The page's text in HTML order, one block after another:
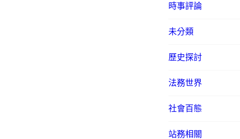
時事評論
未分類
歷史探討
法務世界
社會百態
站務相關